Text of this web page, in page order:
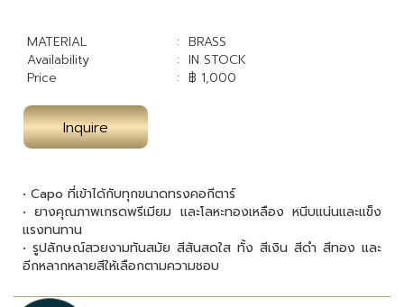
MATERIAL
: BRASS
Availability
: IN STOCK
Price
: ฿ 1,000
Inquire
• Capo ที่เข้าได้กับทุกขนาดทรงคอกีตาร์
• ยางคุณภาพเกรดพรีเมียม และโลหะทองเหลือง หนีบแน่นและแข็ง
แรงทนทาน
• รูปลักษณ์สวยงามทันสมัย สีสันสดใส ทั้ง สีเงิน สีดำ สีทอง และ
อีกหลากหลายสีให้เลือกตามความชอบ